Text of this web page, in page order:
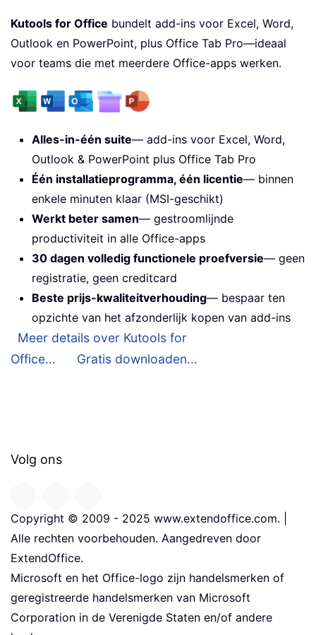
Kutools for Office bundelt add-ins voor Excel, Word,
Outlook en PowerPoint, plus Office Tab Pro—ideaal
voor teams die met meerdere Office-apps werken.
Alles-in-één suite— add-ins voor Excel, Word,
Outlook & PowerPoint plus Office Tab Pro
Één installatieprogramma, één licentie— binnen
enkele minuten klaar (MSI-geschikt)
Werkt beter samen— gestroomlijnde
productiviteit in alle Office-apps
30 dagen volledig functionele proefversie— geen
registratie, geen creditcard
Beste prijs-kwaliteitverhouding— bespaar ten
opzichte van het afzonderlijk kopen van add-ins
Meer details over Kutools for
Office...
Gratis downloaden...
Volg ons
Copyright © 2009 - 2025 www.extendoffice.com. |
Alle rechten voorbehouden. Aangedreven door
ExtendOffice.
Microsoft en het Office-logo zijn handelsmerken of
geregistreerde handelsmerken van Microsoft
Corporation in de Verenigde Staten en/of andere